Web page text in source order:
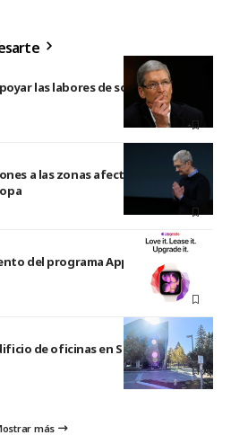
las labores de socorro tras el
a las zonas afectadas por los
del programa Apple Upgrade
de oficinas en Sunnyvale
más